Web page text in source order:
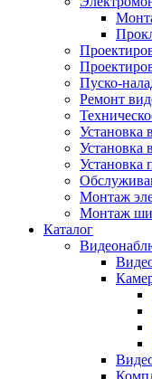
Пуско-
Ремонт
Установка
Установка
Установка
Монтаж
Монтаж
Каталог